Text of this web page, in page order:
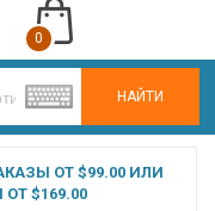
НАЙТИ
0
ОТ $99.00 ИЛИ
$169.00